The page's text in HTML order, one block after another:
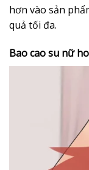
hơn vào sản
quả tối đa.
Bao cao su nữ